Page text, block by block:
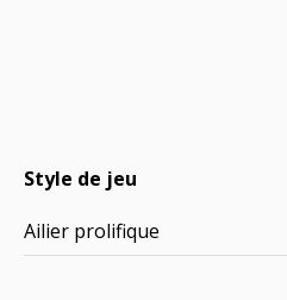
Style de jeu
Ailier prolifique